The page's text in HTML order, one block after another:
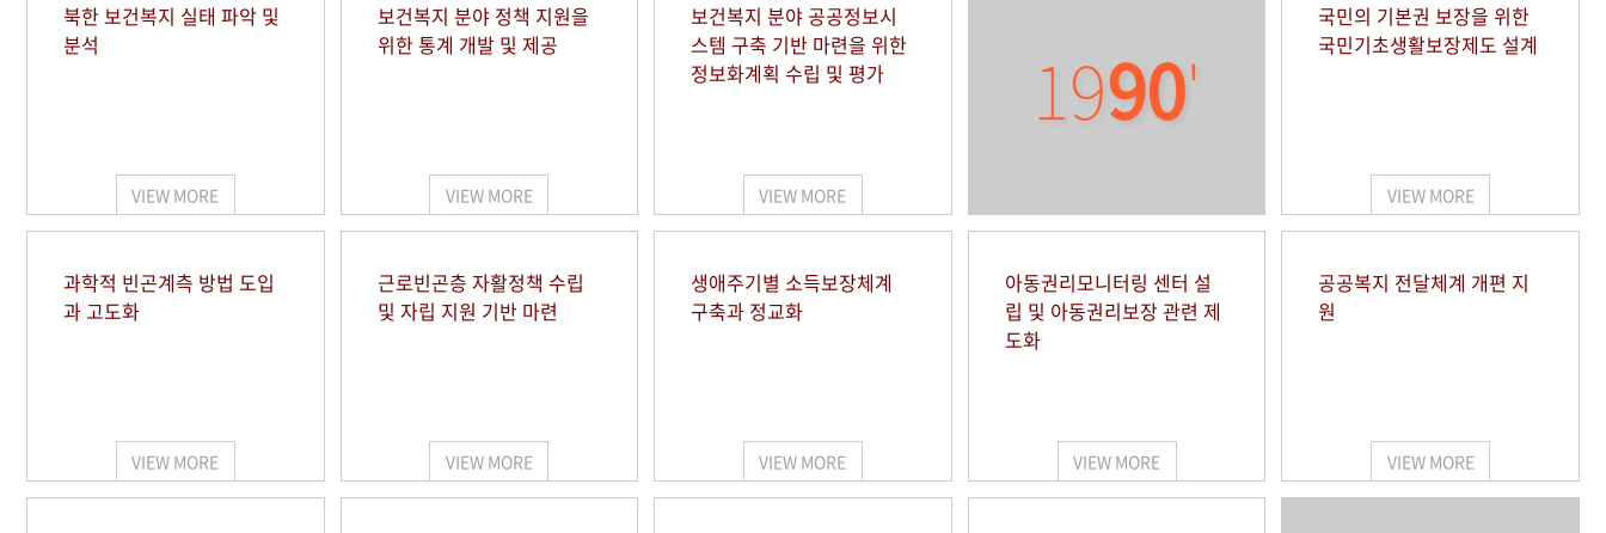
북한 보건복지 실태 파악 및
분석
VIEW MORE
보건복지 분야 정책 지원을
위한 통계 개발 및 제공
VIEW MORE
보건복지 분야 공공정보시
스템 구축 기반 마련을 위한
정보화계획 수립 및 평가
VIEW MORE
1990'
국민의 기본권 보장을 위한
국민기초생활보장제도 설계
VIEW MORE
과학적 빈곤계측 방법 도입
과 고도화
VIEW MORE
근로빈곤층 자활정책 수립
및 자립 지원 기반 마련
VIEW MORE
생애주기별 소득보장체계
구축과 정교화
VIEW MORE
아동권리모니터링 센터 설
립 및 아동권리보장 관련 제
도화
VIEW MORE
공공복지 전달체계 개편 지
원
VIEW MORE